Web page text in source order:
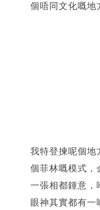
個唔同文化嘅地
我特登揀呢個地
個菲林嘅模式，
一張相都鍾意，
眼神其實都有一